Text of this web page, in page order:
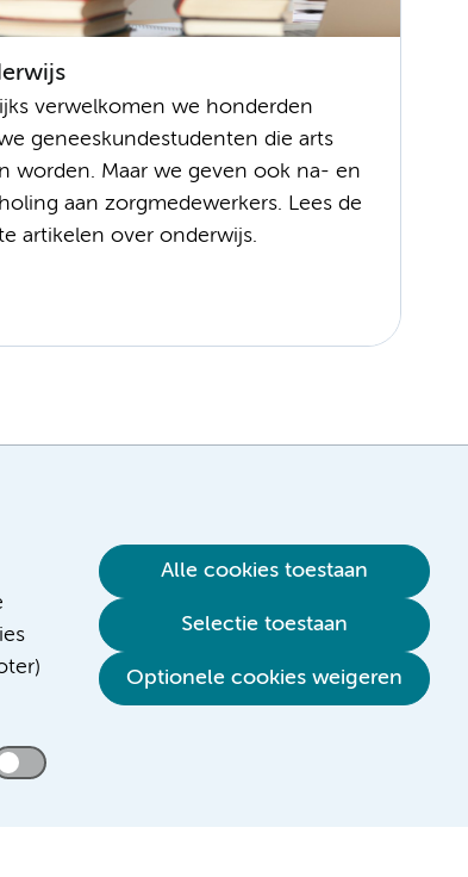
Alle cookies toestaan
Selectie toestaan
Optionele cookies weigeren
verwelkomen we honderden
geneeskundestudenten die arts
worden. Maar we geven ook na- en
aan zorgmedewerkers. Lees de
artikelen over onderwijs.